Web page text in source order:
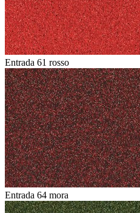
Entrada 61 rosso
Entrada 64 mora